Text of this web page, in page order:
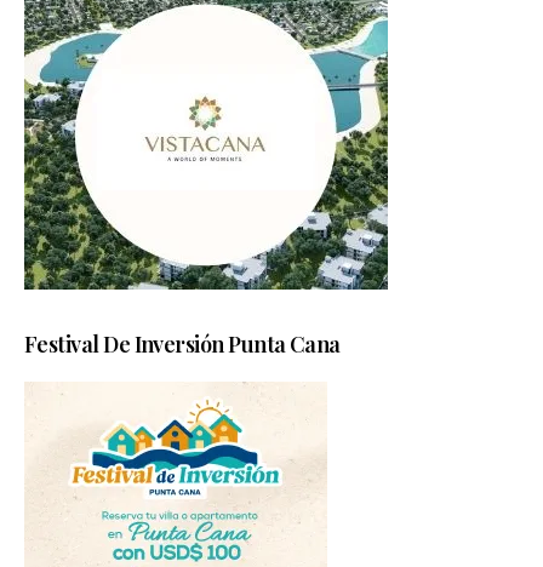
Festival De Inversión Punta Cana